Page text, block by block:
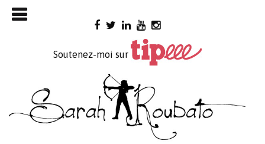
Skip
to
Soutenez-moi sur
